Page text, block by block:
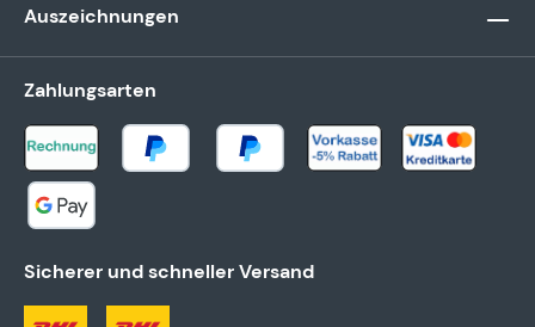
Auszeichnungen
Zahlungsarten
Sicherer und schneller Versand